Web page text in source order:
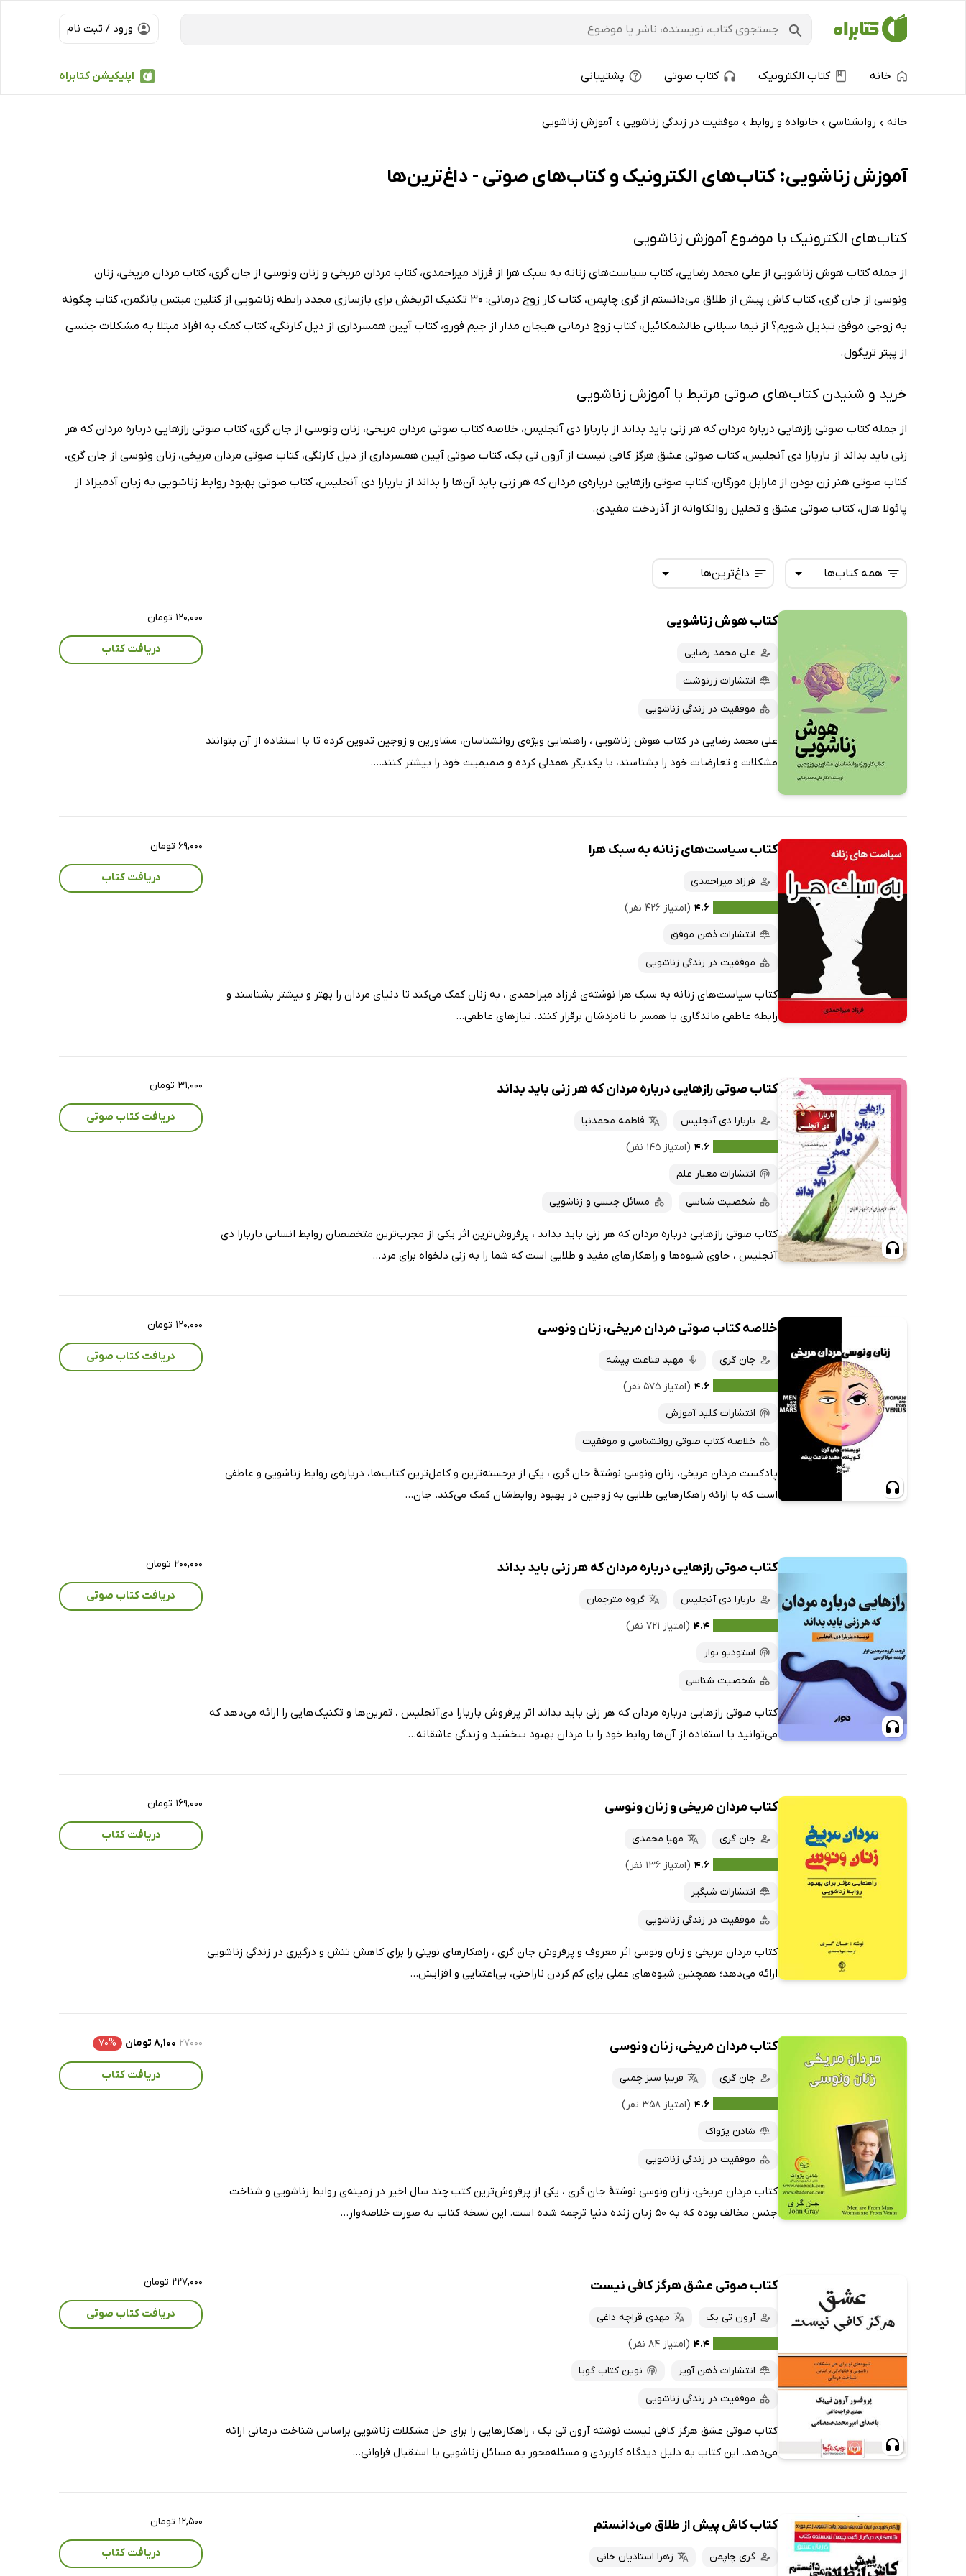
ورود / ثبت نام
اپلیکیشن کتابراه خانه کتاب الکترونیک کتاب صوتی پشتیبانی
خانه › روانشناسی › خانواده و روابط › موفقیت در زندگی زناشویی › آموزش زناشویی
آموزش زناشویی: کتاب‌های الکترونیک و کتاب‌های صوتی - داغ‌ترین‌ها
کتاب‌های الکترونیک با موضوع آموزش زناشویی
از جمله کتاب هوش زناشویی از علی محمد رضایی، کتاب سیاست‌های زنانه به سبک هرا از فرزاد میراحمدی، کتاب مردان مریخی و زنان ونوسی از جان گری، کتاب مردان مریخی، زنان
ونوسی از جان گری، کتاب کاش پیش از طلاق می‌دانستم از گری چاپمن، کتاب کار زوج درمانی: 30 تکنیک اثربخش برای بازسازی مجدد رابطه زناشویی از کتلین میتس یانگمن، کتاب چگونه
به زوجی موفق تبدیل شویم؟ از نیما سبلانی طالشمکائیل، کتاب زوج درمانی هیجان مدار از جیم فورو، کتاب آیین همسرداری از دیل کارنگی، کتاب کمک به افراد مبتلا به مشکلات جنسی
از پیتر تریگول.
خرید و شنیدن کتاب‌های صوتی مرتبط با آموزش زناشویی
از جمله کتاب صوتی رازهایی درباره مردان که هر زنی باید بداند از باربارا دی آنجلیس، خلاصه کتاب صوتی مردان مریخی، زنان ونوسی از جان گری، کتاب صوتی رازهایی درباره مردان که هر
زنی باید بداند از باربارا دی آنجلیس، کتاب صوتی عشق هرگز کافی نیست از آرون تی بک، کتاب صوتی آیین همسرداری از دیل کارنگی، کتاب صوتی مردان مریخی، زنان ونوسی از جان گری،
کتاب صوتی هنر زن بودن از مارابل مورگان، کتاب صوتی رازهایی درباره‌ی مردان که هر زنی باید آن‌ها را بداند از باربارا دی آنجلیس، کتاب صوتی بهبود روابط زناشویی به زبان آدمیزاد از
پائولا هال، کتاب صوتی عشق و تحلیل روانکاوانه از آذردخت مفیدی.
داغ‌ترین‌ها
تازه‌ها
داغ‌ترین‌ها
پرفروش‌ها
پربحث‌ها
همه کتاب‌ها
کتاب‌های صوتی
کتاب‌های متنی
کتاب هوش زناشویی
علی محمد رضایی
انتشارات زرنوشت
موفقیت در زندگی زناشویی
علی محمد رضایی در کتاب هوش زناشویی ، راهنمایی ویژه‌ی روانشناسان، مشاورین و زوجین تدوین کرده تا با استفاده از آن بتوانند
مشکلات و تعارضات خود را بشناسند، با یکدیگر همدلی کرده و صمیمیت خود را بیشتر کنند....
۱۲۰,۰۰۰ تومان
دریافت کتاب
کتاب سیاست‌های زنانه به سبک هرا
فرزاد میراحمدی
۴.۶ (امتیاز ۴۲۶ نفر)
انتشارات ذهن موفق
موفقیت در زندگی زناشویی
کتاب سیاست‌های زنانه به سبک هرا نوشته‌ی فرزاد میراحمدی ، به زنان کمک می‌کند تا دنیای مردان را بهتر و بیشتر بشناسند و
رابطه عاطفی ماندگاری با همسر یا نامزدشان برقرار کنند. نیازهای عاطفی...
۶۹,۰۰۰ تومان
دریافت کتاب
کتاب صوتی رازهایی درباره مردان که هر زنی باید بداند
باربارا دی آنجلیس
فاطمه محمدنیا
۴.۶ (امتیاز ۱۴۵ نفر)
انتشارات معیار علم
شخصیت شناسی مسائل جنسی و زناشویی
کتاب صوتی رازهایی درباره مردان که هر زنی باید بداند ، پرفروش‌ترین اثر یکى از مجرب‌ترین متخصصان روابط انسانى باربارا دی
آنجلیس ، حاوی شیوه‌ها و راهکارهای مفید و طلایی است که شما را به زنی دلخواه برای مرد...
۳۱,۰۰۰ تومان
دریافت کتاب صوتی
خلاصه کتاب صوتی مردان مریخی، زنان ونوسی
جان گری
مهبد قناعت پیشه
۴.۶ (امتیاز ۵۷۵ نفر)
انتشارات کلید آموزش
خلاصه کتاب صوتی روانشناسی و موفقیت
پادکست مردان مریخی، زنان ونوسی نوشتۀ جان گری ، یکی از برجسته‌ترین و کامل‌ترین کتاب‌ها، درباره‌ی روابط زناشویی و عاطفی
است که با ارائه راهکارهایی طلایی به زوجین در بهبود روابط‌شان کمک می‌کند. جان...
۱۲۰,۰۰۰ تومان
دریافت کتاب صوتی
کتاب صوتی رازهایی درباره مردان که هر زنی باید بداند
باربارا دی آنجلیس
گروه مترجمان
۴.۴ (امتیاز ۷۲۱ نفر)
استودیو نوار
شخصیت شناسی
کتاب صوتی رازهایی درباره مردان که هر زنی باید بداند اثر پرفروش باربارا دی‌آنجلیس ، تمرین‌ها و تکنیک‌هایی را ارائه می‌دهد که
می‌توانید با استفاده از آن‌ها روابط خود را با مردان بهبود ببخشید و زندگی عاشقانه...
۲۰۰,۰۰۰ تومان
دریافت کتاب صوتی
کتاب مردان مریخی و زنان ونوسی
جان گری
مهیا محمدی
۴.۶ (امتیاز ۱۳۶ نفر)
انتشارات شبگیر
موفقیت در زندگی زناشویی
کتاب مردان مریخی و زنان ونوسی اثر معروف و پرفروش جان گری ، راهکارهای نوینی را برای کاهش تنش و درگیری در زندگی زناشویی
ارائه می‌دهد؛ همچنین شیوه‌های عملی برای کم کردن ناراحتی، بی‌اعتنایی و افزایش...
۱۶۹,۰۰۰ تومان
دریافت کتاب
کتاب مردان مریخی، زنان ونوسی
جان گری
فریبا سبز چمنی
۴.۶ (امتیاز ۳۵۸ نفر)
شادن پژواک
موفقیت در زندگی زناشویی
کتاب مردان مریخی، زنان ونوسی نوشتۀ جان گری ، یکی از پرفروش‌ترین کتب چند سال اخیر در زمینه‌ی روابط زناشویی و شناخت
جنس مخالف بوده که به 50 زبان زنده دنیا ترجمه شده است. این نسخه کتاب به صورت خلاصه‌وار...
۲۷۰۰۰ ۸,۱۰۰ تومان ۷۰%
دریافت کتاب
کتاب صوتی عشق هرگز کافی نیست
آرون تی بک
مهدی قراچه داغی
۴.۴ (امتیاز ۸۴ نفر)
انتشارات ذهن آویز
نوین کتاب گویا
موفقیت در زندگی زناشویی
کتاب صوتی عشق هرگز کافی نیست نوشته آرون تی بک ، راهکارهایی را برای حل مشکلات زناشویی براساس شناخت درمانی ارائه
می‌دهد. این کتاب به دلیل دیدگاه کاربردی و مسئله‌محور به مسائل زناشویی با استقبال فراوانی...
۲۲۷,۰۰۰ تومان
دریافت کتاب صوتی
کتاب کاش پیش از طلاق می‌دانستم
گری چاپمن زهرا استادیان خانی
۱۲,۵۰۰ تومان
دریافت کتاب